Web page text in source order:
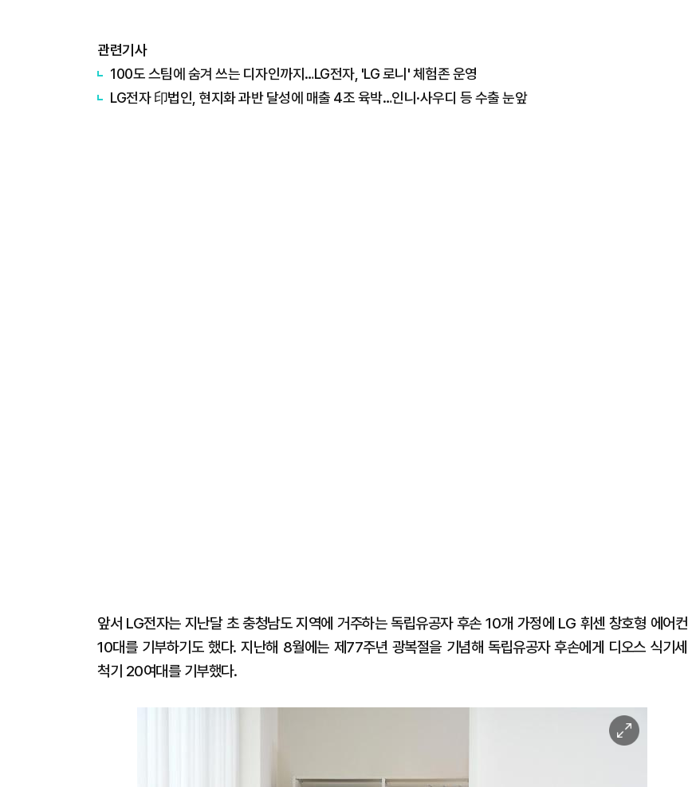
관련기사
100도 스팀에 숨겨 쓰는 디자인까지…LG전자, 'LG 로니' 체험존 운영
LG전자 印법인, 현지화 과반 달성에 매출 4조 육박…인니·사우디 등 수출 눈앞
앞서 LG전자는 지난달 초 충청남도 지역에 거주하는 독립유공자 후손 10개 가정에 LG 휘센 창호형 에어컨
10대를 기부하기도 했다. 지난해 8월에는 제77주년 광복절을 기념해 독립유공자 후손에게 디오스 식기세
척기 20여대를 기부했다.
이
미